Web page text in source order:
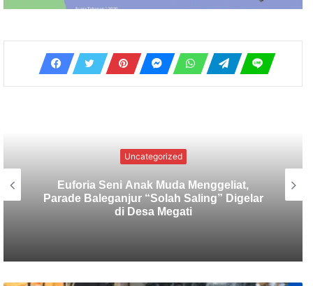
Hukum
Pasca Pembongkaran Pagar GWK,
KMHDI Bali : Akar Masalah dari Kasus Ini
Harus Diusut Tuntas